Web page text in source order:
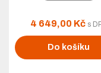
4 649,00 Kč s
Do košíku